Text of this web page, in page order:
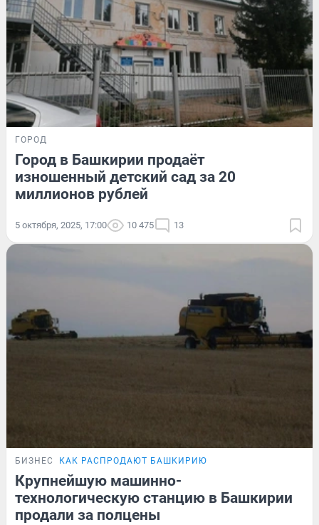
ГОРОД
Город в Башкирии продаёт
изношенный детский сад за 20
миллионов рублей
5 октября, 2025, 17:00 10 475 13
БИЗНЕС КАК РАСПРОДАЮТ БАШКИРИЮ
Крупнейшую машинно-
технологическую станцию в Башкирии
продали за полцены